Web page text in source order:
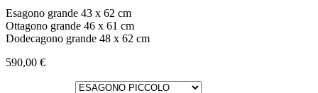
Esagono grande 43 x 62 cm
Ottagono grande 46 x 61 cm
Dodecagono grande 48 x 62 cm
590,00 €